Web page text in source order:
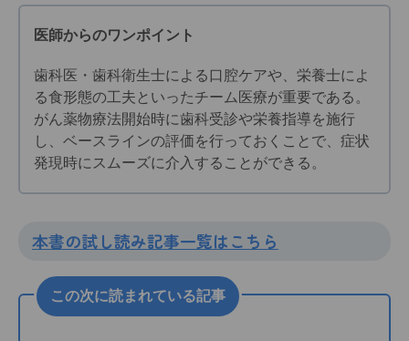
医師からのワンポイント
歯科医・歯科衛生士による口腔ケアや、栄養士によ
る食形態の工夫といったチーム医療が重要である。
がん薬物療法開始時に歯科受診や栄養指導を施行
し、ベースラインの評価を行っておくことで、症状
発現時にスムーズに介入することができる。
本書の試し読み記事一覧はこちら
この次に読まれている記事